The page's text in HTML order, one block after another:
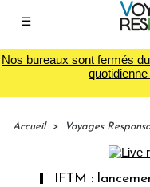
☰
Nos bureaux sont fermés
Accueil > Voyages
IFTM : lancement